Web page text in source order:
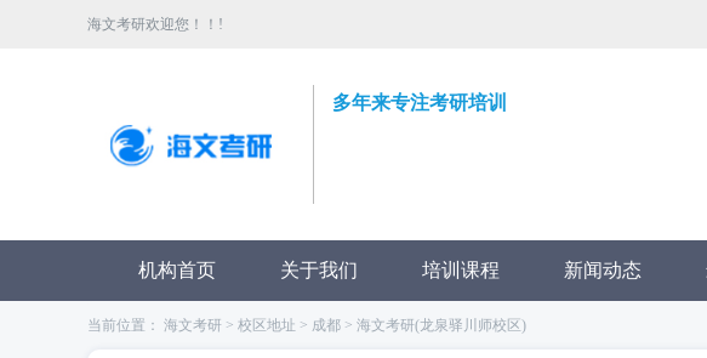
海文考研欢迎您！！!
多年来专注考研培训
机构首页 关于我们 培训课程 新闻动态
当前位置： 海文考研 > 校区地址 > 成都 > 海文考研(龙泉驿川师校区)